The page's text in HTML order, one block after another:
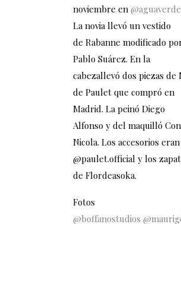
noviembre en
La novia llevó un vestido
de Rabanne modificado
Pablo Suárez. En la
cabezallevó dos piezas de
de Paulet que compró en
Madrid. La peinó Diego
Alfonso y del maquilló
Nicola. Los accesorios
@paulet.official y los
de Flordeasoka.
Fotos
@boffanostudios